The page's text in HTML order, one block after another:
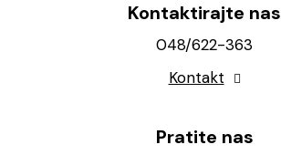
Kontaktirajte nas
048/622-363
Kontakt
Pratite nas